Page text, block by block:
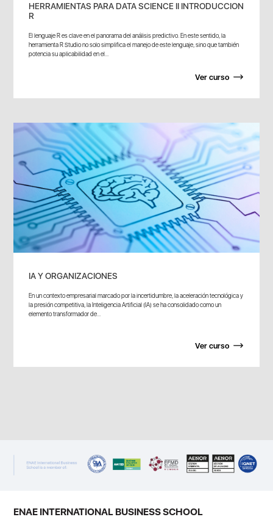
HERRAMIENTAS PARA DATA SCIENCE II INTRODUCCION
R
El lenguaje R es clave en el panorama del análisis predictivo. En este sentido, la
herramienta R Studio no solo simplifica el manejo de este lenguaje, sino que también
potencia su aplicabilidad en el...
Ver curso
IA Y ORGANIZACIONES
En un contexto empresarial marcado por la incertidumbre, la aceleración tecnológica y
la presión competitiva, la Inteligencia Artificial (IA) se ha consolidado como un
elemento transformador de...
Ver curso
ENAE INTERNATIONAL BUSINESS SCHOOL